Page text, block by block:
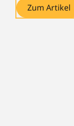
Zum Artikel